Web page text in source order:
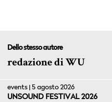
Dello stesso autore
redazione di WU
events | 5 agosto 2026
UNSOUND FESTIVAL 2026